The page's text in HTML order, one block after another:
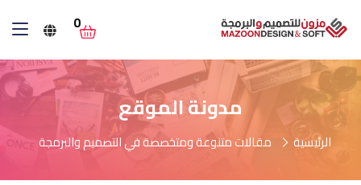
0
مدونة الموقع
الرئيسية مقالات متنوعة ومتخصصة في التصميم والبرمجة